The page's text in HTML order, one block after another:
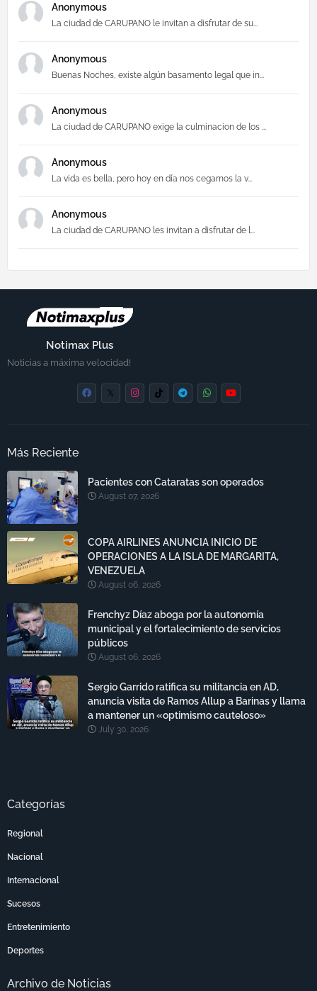
Anonymous
La ciudad de CARUPANO le invitan a disfrutar de su...
Anonymous
Buenas Noches, existe algún basamento legal que in...
Anonymous
La ciudad de CARUPANO exige la culminacion de los ...
Anonymous
La vida es bella, pero hoy en día nos cegamos la v...
Anonymous
La ciudad de CARUPANO les invitan a disfrutar de l...
Notimax Plus
Noticias a máxima velocidad!
Más Reciente
Pacientes con Cataratas son operados
August 07, 2026
COPA AIRLINES ANUNCIA INICIO DE
OPERACIONES A LA ISLA DE MARGARITA,
VENEZUELA
August 06, 2026
Frenchyz Díaz aboga por la autonomía
municipal y el fortalecimiento de servicios
públicos
August 06, 2026
Sergio Garrido ratifica su militancia en AD,
anuncia visita de Ramos Allup a Barinas y llama
a mantener un «optimismo cauteloso»
July 30, 2026
Categorías
Regional
Nacional
Internacional
Sucesos
Entretenimiento
Deportes
Archivo de Noticias